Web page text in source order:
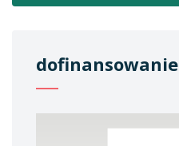
dofinansowanie